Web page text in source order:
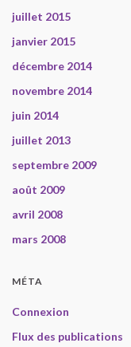
juillet 2015
janvier 2015
décembre 2014
novembre 2014
juin 2014
juillet 2013
septembre 2009
août 2009
avril 2008
mars 2008
MÉTA
Connexion
Flux des publications